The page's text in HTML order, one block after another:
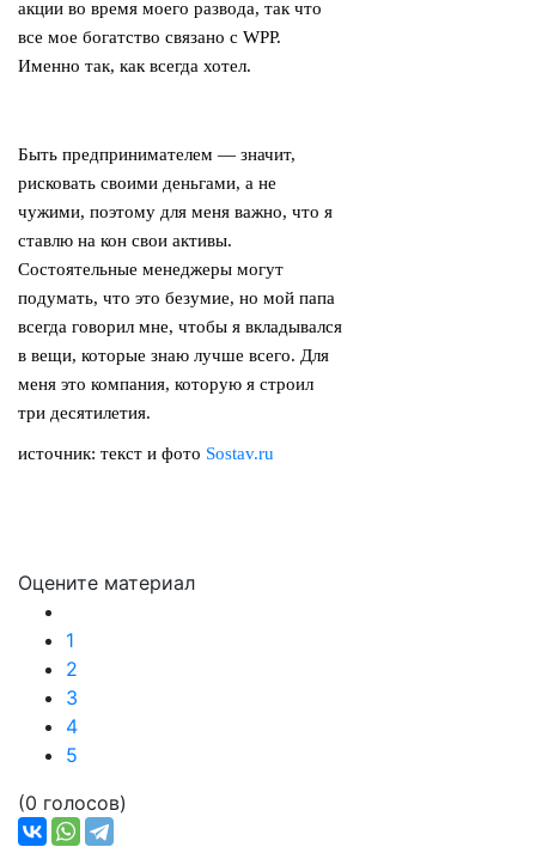
акции во время моего развода, так что
все мое богатство связано с WPP.
Именно так, как всегда хотел.
Быть предпринимателем — значит,
рисковать своими деньгами, а не
чужими, поэтому для меня важно, что я
ставлю на кон свои активы.
Состоятельные менеджеры могут
подумать, что это безумие, но мой папа
всегда говорил мне, чтобы я вкладывался
в вещи, которые знаю лучше всего. Для
меня это компания, которую я строил
три десятилетия.
источник: текст и фото Sostav.ru
Оцените материал
1
2
3
4
5
(0 голосов)